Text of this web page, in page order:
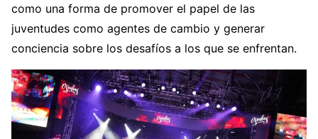
como una forma de promover el papel de las
juventudes como agentes de cambio y generar
conciencia sobre los desafíos a los que se enfrentan.